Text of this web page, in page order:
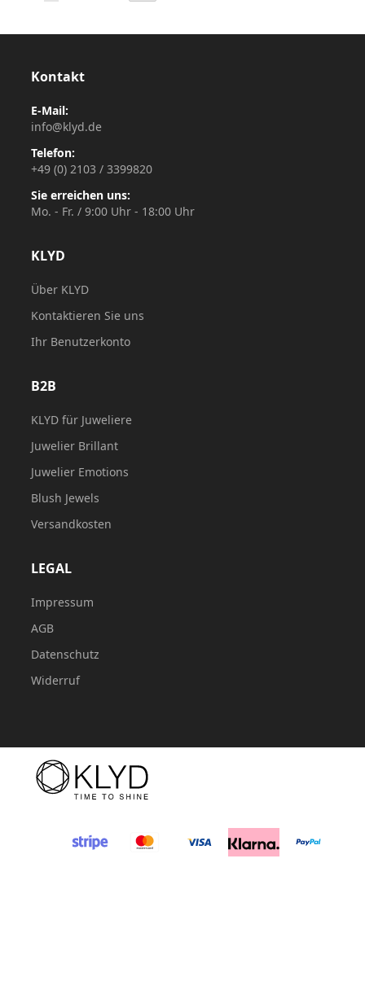
Kontakt
E-Mail:
info@klyd.de
Telefon:
+49 (0) 2103 / 3399820
Sie erreichen uns:
Mo. - Fr. / 9:00 Uhr - 18:00 Uhr
KLYD
Über KLYD
Kontaktieren Sie uns
Ihr Benutzerkonto
B2B
KLYD für Juweliere
Juwelier Brillant
Juwelier Emotions
Blush Jewels
Versandkosten
LEGAL
Impressum
AGB
Datenschutz
Widerruf